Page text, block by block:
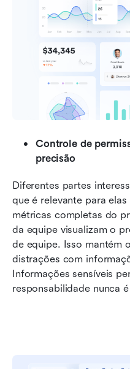
Controle de
precisão
Diferentes partes
que é relevante para
métricas completas do
da equipe visualizam o
de equipe. Isso mantém
distrações com
Informações sensíveis
responsabilidade nunca